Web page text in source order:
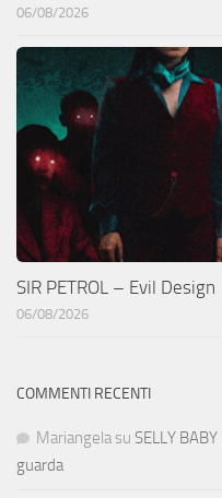
06/08/2026
SIR PETROL – Evil Design
06/08/2026
COMMENTI RECENTI
Mariangela su SELLY
guarda